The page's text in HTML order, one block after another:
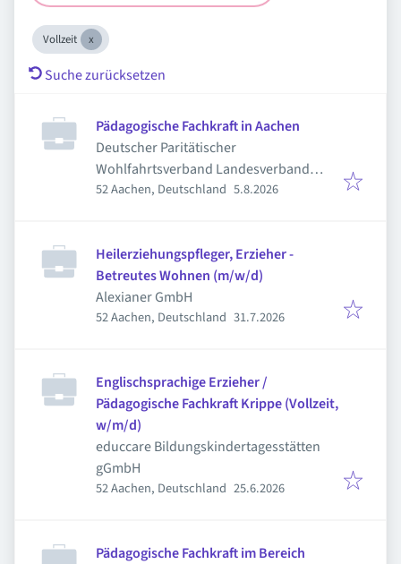
Vollzeit
Suche zurücksetzen
Pädagogische Fachkraft in Aachen
Deutscher Paritätischer
Wohlfahrtsverband Landesverband
Nordrhein-Westfalen e.V.
52 Aachen, Deutschland Veröffentlicht
5.8.2026
Heilerziehungspfleger, Erzieher -
Betreutes Wohnen (m/w/d)
Alexianer GmbH
52 Aachen, Deutschland Veröffentlicht
31.7.2026
Englischsprachige Erzieher /
Pädagogische Fachkraft Krippe (Vollzeit,
w/m/d)
educcare Bildungskindertagesstätten
gGmbH
52 Aachen, Deutschland Veröffentlicht
25.6.2026
Pädagogische Fachkraft im Bereich